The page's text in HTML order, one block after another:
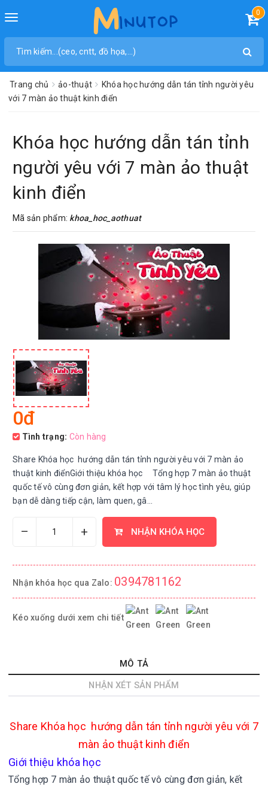
Toggle
0
Trang chủ ảo-thuật
Khóa học hướng dẫn tán tỉnh người yêu
với 7 màn ảo thuật kinh điển
Khóa học hướng dẫn tán tỉnh
người yêu với 7 màn ảo thuật
kinh điển
Mã sản phẩm: khoa_hoc_aothuat
0đ
Tình trạng: Còn hàng
Share Khóa học hướng dẫn tán tỉnh người yêu với 7 màn ảo
thuật kinh điểnGiới thiệu khóa học Tổng hợp 7 màn ảo thuật
quốc tế vô cùng đơn giản, kết hợp với tâm lý học tình yêu, giúp
bạn dễ dàng tiếp cận, làm quen, gâ...
– + NHẬN KHÓA HỌC
Nhận khóa học qua Zalo: 0394781162
Kéo xuống dưới xem chi tiết
MÔ TẢ
NHẬN XÉT SẢN PHẨM
Share Khóa học hướng dẫn tán tỉnh người yêu với 7
màn ảo thuật kinh điển
Giới thiệu khóa học
Tổng hợp 7 màn ảo thuật quốc tế vô cùng đơn giản, kết